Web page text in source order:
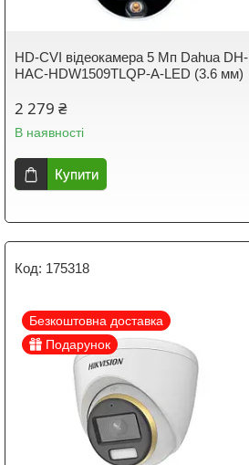
HD-CVI відеокамера 5 Мп Dahua DH-
HAC-HDW1509TLQP-A-LED (3.6 мм)
2 279 ₴
В наявності
Купити
175318
Безкоштовна доставка
Подарунок